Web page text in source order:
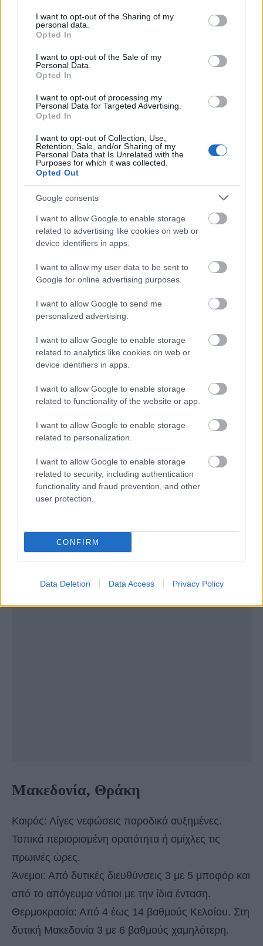
not limited to your visit or usage behaviour. You may click to
grant or deny consent to Google and its third-party tags to
use your data for below specified purposes in below Google
consent section.
I want to opt-out of the Sharing of my
personal data.
Opted In
I want to opt-out of the Sale of my
Personal Data.
Opted In
I want to opt-out of processing my
Personal Data for Targeted Advertising.
Opted In
I want to opt-out of Collection, Use,
Retention, Sale, and/or Sharing of my
Personal Data that Is Unrelated with the
Purposes for which it was collected.
Opted Out
Google consents
I want to allow Google to enable storage
related to advertising like cookies on web or
device identifiers in apps.
I want to allow my user data to be sent to
Google for online advertising purposes.
I want to allow Google to send me
personalized advertising.
I want to allow Google to enable storage
related to analytics like cookies on web or
device identifiers in apps.
I want to allow Google to enable storage
related to functionality of the website or app.
I want to allow Google to enable storage
related to personalization.
I want to allow Google to enable storage
related to security, including authentication
functionality and fraud prevention, and other
user protection.
CONFIRM
Data Deletion Data Access Privacy Policy
Η αναλυτική πρόγνωση καιρού από την ΕΜΥ:
Αττική
Άνεμοι: Δυτικοί νοτιοδυτικοί 3 έως 5 μποφόρ.
Θερμοκρασία: Από 5 έως 17 βαθμούς Κελσίου.
Θεσσαλονίκη
Καιρός: Λίγες νεφώσεις πρόσκαιρα αυξημένες.
Περιορισμένη ορατότητα τις πρώτες πρωινές ώρες.
Άνεμοι: Μεταβλητοί 3 με 4 μποφόρ και από το
απόγευμα νοτιοανατολικοί με την ίδια ένταση.
Θερμοκρασία: Από 4 έως 13 βαθμούς Κελσίου.
Δείτε ακόμα:
Η απέραντη ομορφιά της λίμνης
Κρεμαστών!
Μακεδονία, Θράκη
Καιρός: Λίγες νεφώσεις παροδικά αυξημένες.
Τοπικά περιορισμένη ορατότητα ή ομίχλες τις
πρωινές ώρες.
Άνεμοι: Από δυτικές διευθύνσεις 3 με 5 μποφόρ και
από το απόγευμα νότιοι με την ίδια ένταση.
Θερμοκρασία: Από 4 έως 14 βαθμούς Κελσίου. Στη
δυτική Μακεδονία 3 με 6 βαθμούς χαμηλότερη.